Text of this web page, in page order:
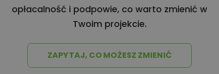
opłacalność i podpowie, co warto zmienić w
Twoim projekcie.
ZAPYTAJ, CO MOŻESZ ZMIENIĆ